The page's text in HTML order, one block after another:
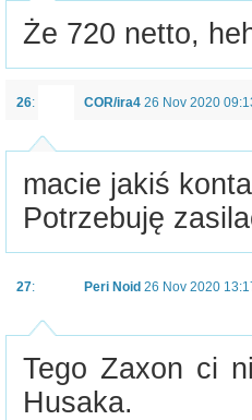
Że 720 netto,
26: COR/ira4 26 Nov 2020
macie jakiś
Potrzebuję
27: Peri Noid 26 Nov 2020
Tego Zaxon ci
Husaka.